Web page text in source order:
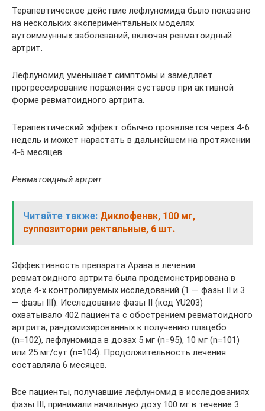
Терапевтическое действие лефлуномида было показано
на нескольких экспериментальных моделях
аутоиммунных заболеваний, включая ревматоидный
артрит.
Лефлуномид уменьшает симптомы и замедляет
прогрессирование поражения суставов при активной
форме ревматоидного артрита.
Терапевтический эффект обычно проявляется через 4-6
недель и может нарастать в дальнейшем на протяжении
4-6 месяцев.
Ревматоидный артрит
Читайте также: Диклофенак, 100 мг,
суппозитории ректальные, 6 шт.
Эффективность препарата Арава в лечении
ревматоидного артрита была продемонстрирована в
ходе 4-х контролируемых исследований (1 — фазы II и 3
— фазы III). Исследование фазы II (код YU203)
охватывало 402 пациента с обострением ревматоидного
артрита, рандомизированных к получению плацебо
(n=102), лефлуномида в дозах 5 мг (n=95), 10 мг (n=101)
или 25 мг/сут (n=104). Продолжительность лечения
составляла 6 месяцев.
Все пациенты, получавшие лефлуномид в исследованиях
фазы III, принимали начальную дозу 100 мг в течение 3